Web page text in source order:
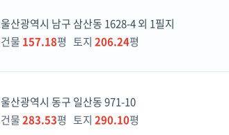
울산광역시 남구 삼산동 1628-4 외 1필지
건물 157.18평 토지 206.24평
울산광역시 동구 일산동 971-10
건물283.53평 토지 290.10평